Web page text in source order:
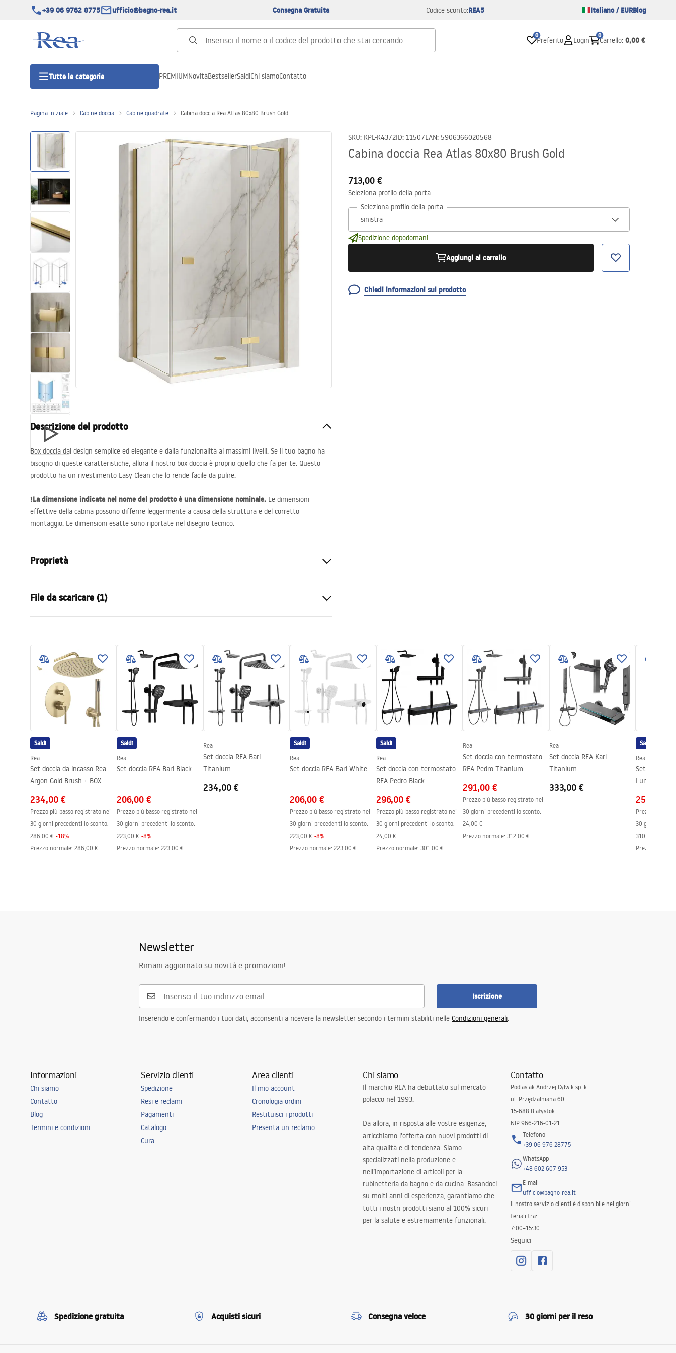
+39 06 9762 8775 ufficio@bagno-rea.it Consegna Gratuita Codice sconto:REA5 Italiano / EURBlog
0
Preferito Login
0
Carrello: 0,00 €
Tutte le categorie
Porte doccia
Piatti doccia da bagno
Canaline di scarico
Set di vaso WC e bidet
Lavabi
Vasche da bagno e schermi vasca
Rubinetti da bagno
Cucina
Accessori e mobili da bagno
PREMIUMNovitàBestsellerSaldiChi siamoContatto
Pagina iniziale Cabine doccia Cabine quadrate Cabina doccia Rea Atlas 80x80 Brush Gold
SKU: KPL-K4372ID: 11507EAN: 5906366020568
Cabina doccia Rea Atlas 80x80 Brush Gold
713,00 €
Seleziona profilo della porta
Seleziona profilo della porta
Spedizione dopodomani.
Aggiungi al carrello
Chiedi informazioni sul prodotto
Descrizione del prodotto
Box doccia dal design semplice ed elegante e dalla funzionalità ai massimi livelli. Se il tuo bagno ha
bisogno di queste caratteristiche, allora il nostro box doccia è proprio quello che fa per te. Questo
prodotto ha un rivestimento Easy Clean che lo rende facile da pulire.
❗La dimensione indicata nel nome del prodotto è una dimensione nominale. Le dimensioni
effettive della cabina possono differire leggermente a causa della struttura e del corretto
montaggio. Le dimensioni esatte sono riportate nel disegno tecnico.
Proprietà
Colore
Tipo di cabina
D'angolo
Modalità di apertura
Serie
Atlas
Assemblaggio
Sul pavimento o piatto doccia
Altezza
2000
Direzione della cabina
Sinistro o destro
Garanzia
24 mesi
Rivestimento Easy Clean
Sì, su un lato del vetro
File da scaricare (1)
WARUNKI BEZPIECZENSTWA KABINY DRZWI PARAWANY.pdf
Saldi
Rea
Set doccia da incasso Rea
Argon Gold Brush + BOX
234,00 €
Prezzo più basso registrato nei
30 giorni precedenti lo sconto:
286,00 € -18%
Prezzo normale: 286,00 €
Saldi
Rea
Set doccia REA Bari Black
206,00 €
Prezzo più basso registrato nei
30 giorni precedenti lo sconto:
223,00 € -8%
Prezzo normale: 223,00 €
Rea
Set doccia REA Bari
Titanium
234,00 €
Saldi
Rea
Set doccia REA Bari White
206,00 €
Prezzo più basso registrato nei
30 giorni precedenti lo sconto:
223,00 € -8%
Prezzo normale: 223,00 €
Saldi
Rea
Set doccia con termostato
REA Pedro Black
296,00 €
Prezzo più basso registrato nei
30 giorni precedenti lo sconto:
24,00 €
Prezzo normale: 301,00 €
Rea
Set doccia con termostato
REA Pedro Titanium
291,00 €
Prezzo più basso registrato nei
30 giorni precedenti lo sconto:
24,00 €
Prezzo normale: 312,00 €
Rea
Set doccia REA Karl
Titanium
333,00 €
Saldi
Rea
Set doccia
Lungo
252,00 €
Prezzo più
30 giorni
310,00 €
Prezzo
Newsletter
Rimani aggiornato su novità e promozioni!
Iscrizione
Inserendo e confermando i tuoi dati, acconsenti a ricevere la newsletter secondo i termini stabiliti nelle Condizioni generali.
Informazioni
Chi siamo
Contatto
Blog
Termini e condizioni
Servizio clienti
Spedizione
Resi e reclami
Pagamenti
Catalogo
Cura
Area clienti
Il mio account
Cronologia ordini
Restituisci i prodotti
Presenta un reclamo
Chi siamo
Il marchio REA ha debuttato sul mercato
polacco nel 1993.
Da allora, in risposta alle vostre esigenze,
arricchiamo l’offerta con nuovi prodotti di
alta qualità e di tendenza. Siamo
specializzati nella produzione e
nell’importazione di articoli per la
rubinetteria da bagno e da cucina. Basandoci
su molti anni di esperienza, garantiamo che
tutti i nostri prodotti siano al 100% sicuri
per la salute e estremamente funzionali.
Contatto
Podlasiak Andrzej Cylwik sp. k.
ul. Przędzalniana 60
15-688 Białystok
NIP 966-216-01-21
Telefono
+39 06 976 28775
WhatsApp
+48 602 607 953
E-mail
ufficio@bagno-rea.it
Il nostro servizio clienti è disponibile nei giorni
feriali tra:
7:00–15:30
Seguici
Spedizione gratuita Acquisti sicuri Consegna veloce 30 giorni per il reso